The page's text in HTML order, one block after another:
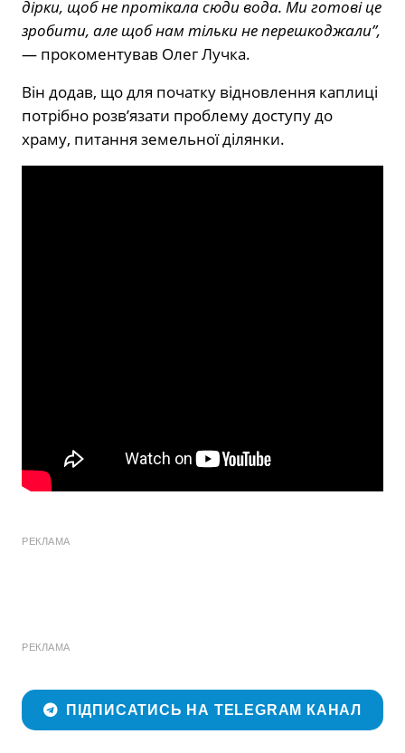
дірки, щоб не протікала сюди вода. Ми готові це
зробити, але щоб нам тільки не перешкоджали”,
— прокоментував Олег Лучка.
Він додав, що для початку відновлення каплиці
потрібно розв’язати проблему доступу до
храму, питання земельної ділянки.
РЕКЛАМА
РЕКЛАМА
ПІДПИСАТИСЬ НА TELEGRAM КАНАЛ